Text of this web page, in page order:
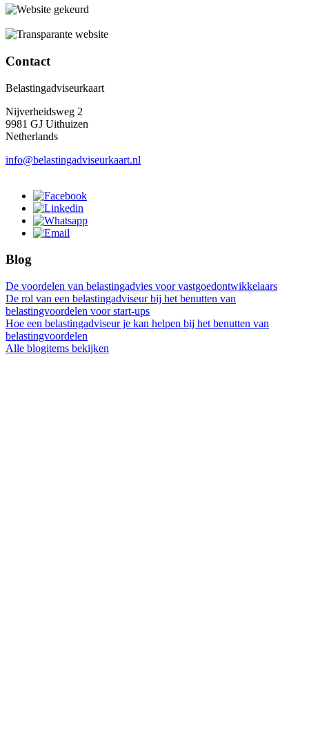
Contact
Belastingadviseurkaart
Nijverheidsweg 2
9981 GJ Uithuizen
Netherlands
info@belastingadviseurkaart.nl
Blog
De voordelen van belastingadvies voor vastgoedontwikkelaars
De rol van een belastingadviseur bij het benutten van
belastingvoordelen voor start-ups
Hoe een belastingadviseur je kan helpen bij het benutten van
belastingvoordelen
Alle blogitems bekijken